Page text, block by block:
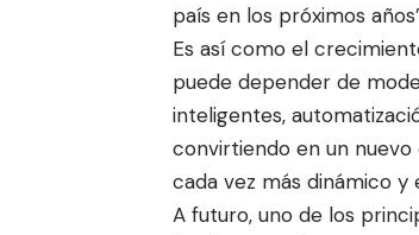
país en los próximos
Es así como el
puede depender de
inteligentes,
convirtiendo en un
cada vez más dinámico y
A futuro, uno de los